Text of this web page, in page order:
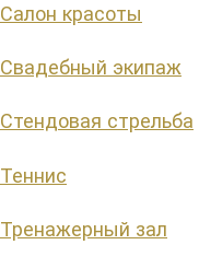
Салон красоты
Свадебный экипаж
Стендовая стрельба
Теннис
Тренажерный зал